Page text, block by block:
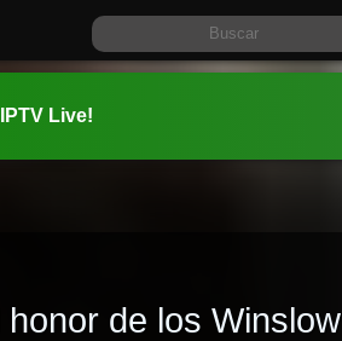
Live!
honor de los Winslow